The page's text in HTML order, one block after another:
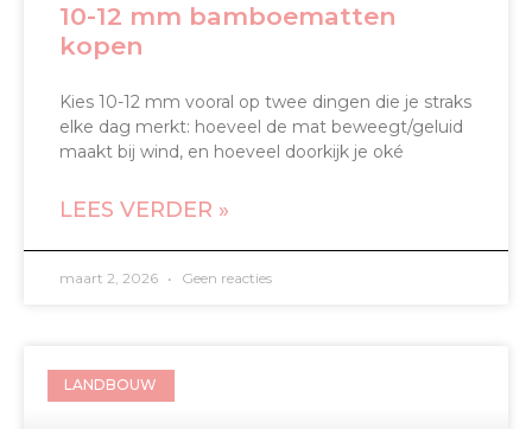
10-12 mm bamboematten
kopen
Kies 10-12 mm vooral op twee dingen die je straks
elke dag merkt: hoeveel de mat beweegt/geluid
maakt bij wind, en hoeveel doorkijk je oké
LEES VERDER »
maart 2, 2026 Geen reacties
LANDBOUW